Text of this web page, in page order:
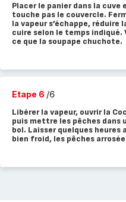
Placer le panier dans la cuve
touche pas le couvercle.
la vapeur s’échappe,
cuire selon le temps indiqué.
ce que la soupape chuchote.
Etape 6 /6
Libérer la vapeur, ouvrir la
puis mettre les pêches dans
bol. Laisser quelques
bien froid, les pêches